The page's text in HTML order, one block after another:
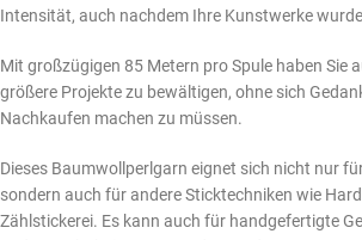
Intensität, auch nachdem Ihre Kunstwerke
Mit großzügigen 85 Metern pro Spule haben Sie
größere Projekte zu bewältigen, ohne sich
Nachkaufen machen zu müssen.
Dieses Baumwollperlgarn eignet sich nicht nur
sondern auch für andere Sticktechniken wie
Zählstickerei. Es kann auch für handgefertigte